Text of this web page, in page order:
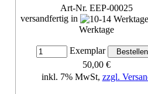
Details...
Art-Nr. EEP-00025
versandfertig in
Werktage
Exemplar
50,00 €
inkl. 7% MwSt, zzgl.